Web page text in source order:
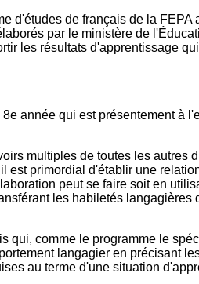
d'études de français de la FEPA
par le ministère de
les résultats d'apprentissage
année qui est présentement à
multiples de toutes les autres
est primordial d'établir une
peut se faire soit en
les habiletés langagières
qui, comme le programme le
langagier en précisant
au terme d'une situation